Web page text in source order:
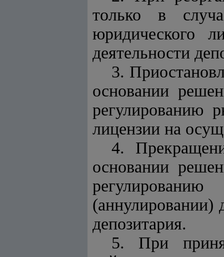
только в
юридического
деятельности
3.
основании
регулированию
лицензии на
4.
основании
(аннулировании)
депозитария.
5. При